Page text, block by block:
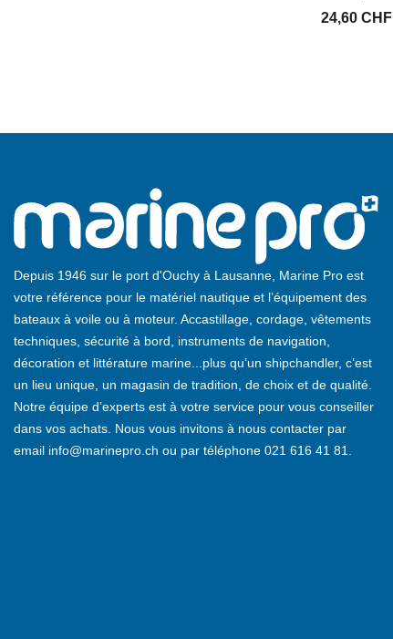
24,60 CHF
Depuis 1946 sur le port d'Ouchy à Lausanne, Marine Pro est
votre référence pour le matériel nautique et l’équipement des
bateaux à voile ou à moteur. Accastillage, cordage, vêtements
techniques, sécurité à bord, instruments de navigation,
décoration et littérature marine...plus qu’un shipchandler, c’est
un lieu unique, un magasin de tradition, de choix et de qualité.
Notre équipe d’experts est à votre service pour vous conseiller
dans vos achats. Nous vous invitons à nous contacter par
email info@marinepro.ch ou par téléphone 021 616 41 81.